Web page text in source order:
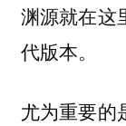
渊源就在这
代版本。
尤为重要的